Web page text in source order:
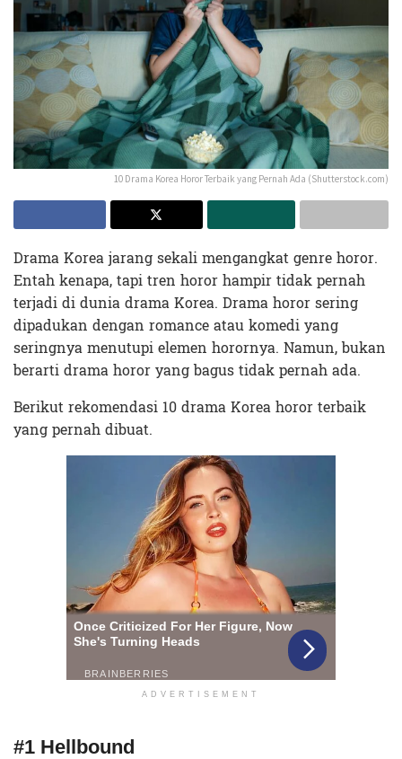
10 Drama Korea Horor Terbaik yang Pernah Ada (Shutterstock.com)
Drama Korea jarang sekali mengangkat genre horor.
Entah kenapa, tapi tren horor hampir tidak pernah
terjadi di dunia drama Korea. Drama horor sering
dipadukan dengan romance atau komedi yang
seringnya menutupi elemen horornya. Namun, bukan
berarti drama horor yang bagus tidak pernah ada.
Berikut rekomendasi 10 drama Korea horor terbaik
yang pernah dibuat.
ADVERTISEMENT
#1 Hellbound